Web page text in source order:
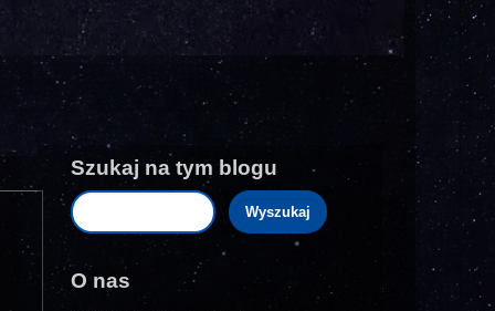
Szukaj na tym blogu
O nas